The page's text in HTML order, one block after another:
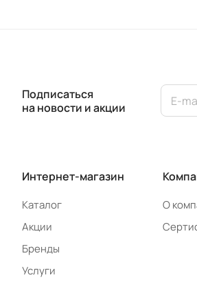
Подписаться
на новости и акции
Интернет-магазин
Каталог
Акции
Бренды
Услуги
О